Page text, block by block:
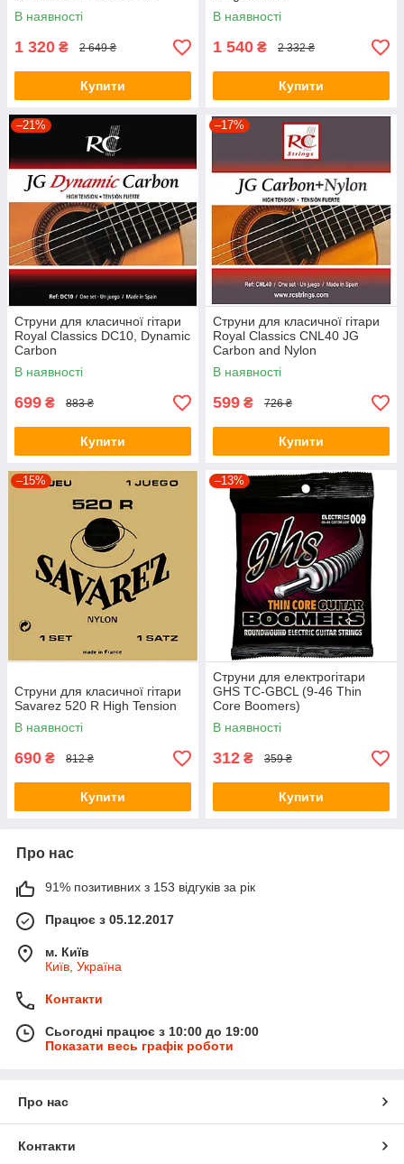
В наявності
1 320 ₴ 2 649 ₴
Купити
В наявності
1 540 ₴ 2 332 ₴
Купити
–21%
Струни для класичної гітари
Royal Classics DC10, Dynamic
Carbon
В наявності
699 ₴ 883 ₴
Купити
–17%
Струни для класичної гітари
Royal Classics CNL40 JG
Carbon and Nylon
В наявності
599 ₴ 726 ₴
Купити
–15%
Струни для класичної гітари
Savarez 520 R High Tension
В наявності
690 ₴ 812 ₴
Купити
–13%
Струни для електрогітари
GHS TC-GBCL (9-46 Thin
Core Boomers)
В наявності
312 ₴ 359 ₴
Купити
Про нас
91% позитивних з 153 відгуків за рік
Працює з 05.12.2017
м. Київ
Київ, Україна
Контакти
Сьогодні працює з 10:00 до 19:00
Показати весь графік роботи
Про нас
Контакти